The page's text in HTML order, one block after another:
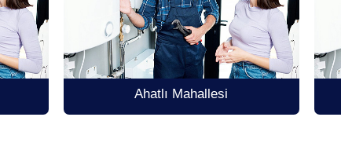
Ahatlı Mahallesi